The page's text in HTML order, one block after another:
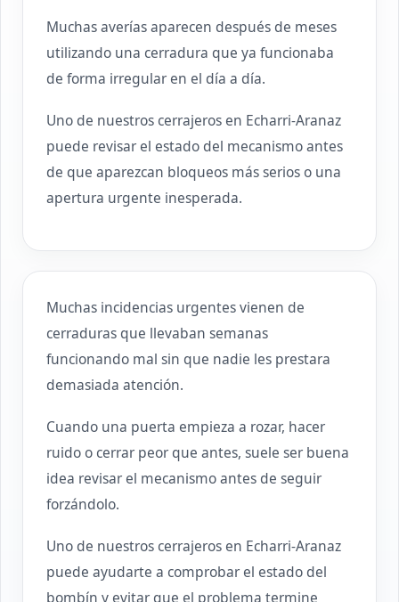
Muchas averías aparecen después de meses
utilizando una cerradura que ya funcionaba
de forma irregular en el día a día.
Uno de nuestros cerrajeros en Echarri-Aranaz
puede revisar el estado del mecanismo antes
de que aparezcan bloqueos más serios o una
apertura urgente inesperada.
Muchas incidencias urgentes vienen de
cerraduras que llevaban semanas
funcionando mal sin que nadie les prestara
demasiada atención.
Cuando una puerta empieza a rozar, hacer
ruido o cerrar peor que antes, suele ser buena
idea revisar el mecanismo antes de seguir
forzándolo.
Uno de nuestros cerrajeros en Echarri-Aranaz
puede ayudarte a comprobar el estado del
bombín y evitar que el problema termine